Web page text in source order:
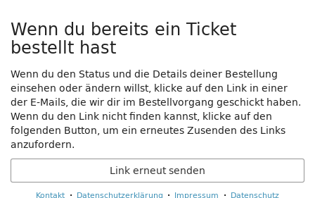
Wenn du bereits ein Ticket
bestellt hast
Wenn du den Status und die Details deiner Bestellung
einsehen oder ändern willst, klicke auf den Link in einer
der E-Mails, die wir dir im Bestellvorgang geschickt haben.
Wenn du den Link nicht finden kannst, klicke auf den
folgenden Button, um ein erneutes Zusenden des Links
anzufordern.
Link erneut senden
Kontakt Datenschutzerklärung Impressum Datenschutz